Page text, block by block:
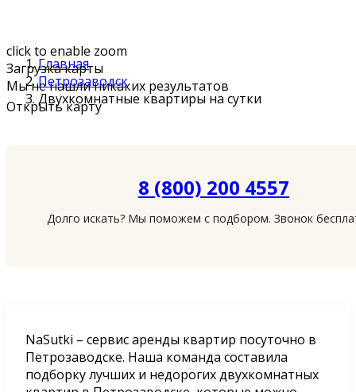
click to enable zoom
Загрузка карты
Мы не нашли никаких результатов
Открыть карту
Главная
Петрозаводск
Двухкомнатные квартиры на сутки
8 (800) 200 4557
Долго искать? Мы поможем с подбором. Звонок
NaSutki – сервис аренды квартир посуточно в
Петрозаводске. Наша команда составила
подборку лучших и недорогих двухкомнатных